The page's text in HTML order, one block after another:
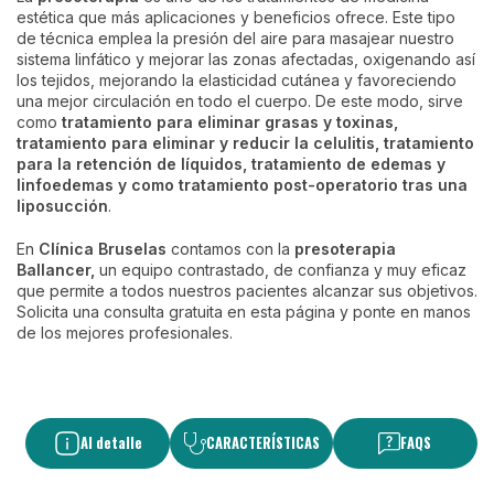
estética que más aplicaciones y beneficios ofrece. Este tipo
de técnica emplea la presión del aire para masajear nuestro
sistema linfático y mejorar las zonas afectadas, oxigenando así
los tejidos, mejorando la elasticidad cutánea y favoreciendo
una mejor circulación en todo el cuerpo. De este modo, sirve
como tratamiento para eliminar grasas y toxinas,
tratamiento para eliminar y reducir la celulitis, tratamiento
para la retención de líquidos, tratamiento de edemas y
linfoedemas y como tratamiento post-operatorio tras una
liposucción.
En Clínica Bruselas contamos con la presoterapia
Ballancer, un equipo contrastado, de confianza y muy eficaz
que permite a todos nuestros pacientes alcanzar sus objetivos.
Solicita una consulta gratuita en esta página y ponte en manos
de los mejores profesionales.
Al detalle CARACTERÍSTICAS FAQS